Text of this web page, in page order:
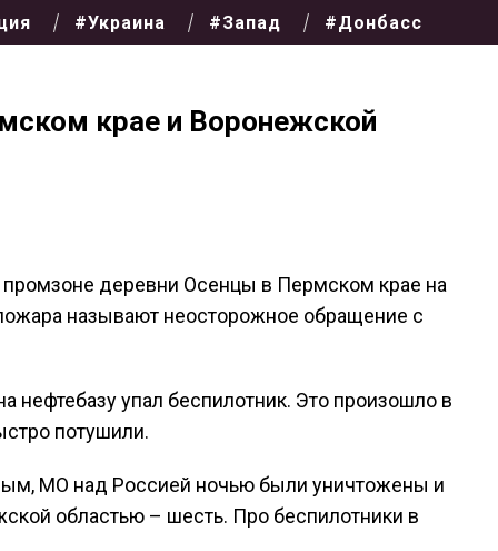
#Украина #Запад #Донбасс
крае и Воронежской
промзоне деревни Осенцы в Пермском крае на
называют неосторожное обращение с
нефтебазу упал беспилотник. Это произошло в
потушили.
МО над Россией ночью были уничтожены и
областью – шесть. Про беспилотники в